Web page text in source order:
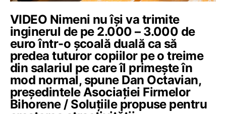
VIDEO Nimeni nu își va trimite
inginerul de pe 2.000 – 3.000 de
euro într-o școală duală ca să
predea tuturor copiilor pe o treime
din salariul pe care îl primește în
mod normal, spune Dan Octavian,
președintele Asociației Firmelor
Bihorene / Soluțiile propuse pentru